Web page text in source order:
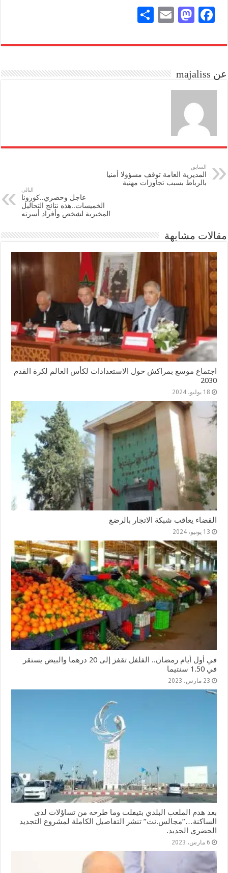
Fa
bo
M
to
n
E
ail
re
عن majaliss
السابق
المديرية العامة توقف مسؤولا أمنيا
بالرباط بسبب تجاوزات مهنية
التالي
عاجل وحصري..كورونا
الخميسات..هذه نتائج التحاليل
المخبرية لشخص وأفراد أسرته
مقالات مشابهة
اجتماع موسع بمراكش حول الاستعدادات لكأس العالم لكرة القدم
2030
18 يوليو، 2024
القضاء يعاقب شبكة الاتجار بالرضع
13 يونيو، 2024
في أول أيام رمضان.. الفلفل تقفز إلى 20 درهما والبيض يستقر
في 1.50 سنتيما
23 مارس، 2023
بعد هدم الملعب البلدي بتيفلت وما طرحه من تساؤلات لدى
الساكنة…”مجالس.نت” تنشر التفاصيل الكاملة لمشروع التجديد
الحضري الجديد.
6 مارس، 2023